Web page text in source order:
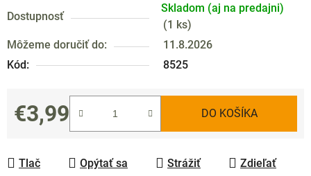
Dostupnosť
Skladom (aj na predajni)
(1 ks)
Môžeme doručiť do:
11.8.2026
Kód:
8525
€3,99
Jednotková cena:
DO KOŠÍKA
Tlač Opýtať sa Strážiť Zdieľať